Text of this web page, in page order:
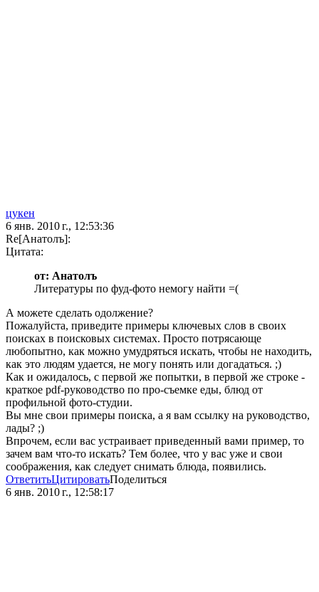
цукен
6 янв. 2010 г., 12:53:36
Re[Анатолъ]:
Цитата:
от: Анатолъ
Литературы по фуд-фото немогу найти =(
А можете сделать одолжение?
Пожалуйста, приведите примеры ключевых слов в своих
поисках в поисковых системах. Просто потрясающе
любопытно, как можно умудряться искать, чтобы не находить,
как это людям удается, не могу понять или догадаться. ;)
Как и ожидалось, с первой же попытки, в первой же строке -
краткое pdf-руководство по про-съемке еды, блюд от
профильной фото-студии.
Вы мне свои примеры поиска, а я вам ссылку на руководство,
лады? ;)
Впрочем, если вас устраивает приведенный вами пример, то
зачем вам что-то искать? Тем более, что у вас уже и свои
соображения, как следует снимать блюда, появились.
ОтветитьЦитироватьПоделиться
6 янв. 2010 г., 12:58:17